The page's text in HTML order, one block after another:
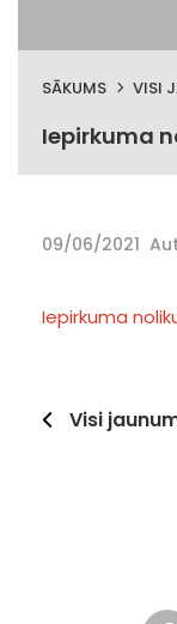
SĀKUMS VISI
Iepirkuma
09/06/2021
Iepirkuma
Visi